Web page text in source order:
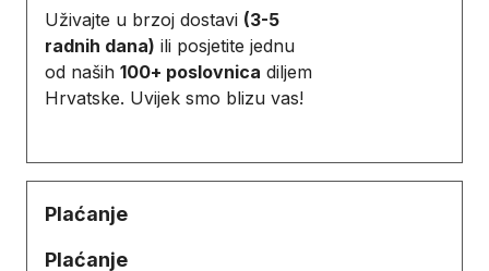
Uživajte u brzoj dostavi (3-5
radnih dana) ili posjetite jednu
od naših 100+ poslovnica diljem
Hrvatske. Uvijek smo blizu vas!
Plaćanje
Plaćanje